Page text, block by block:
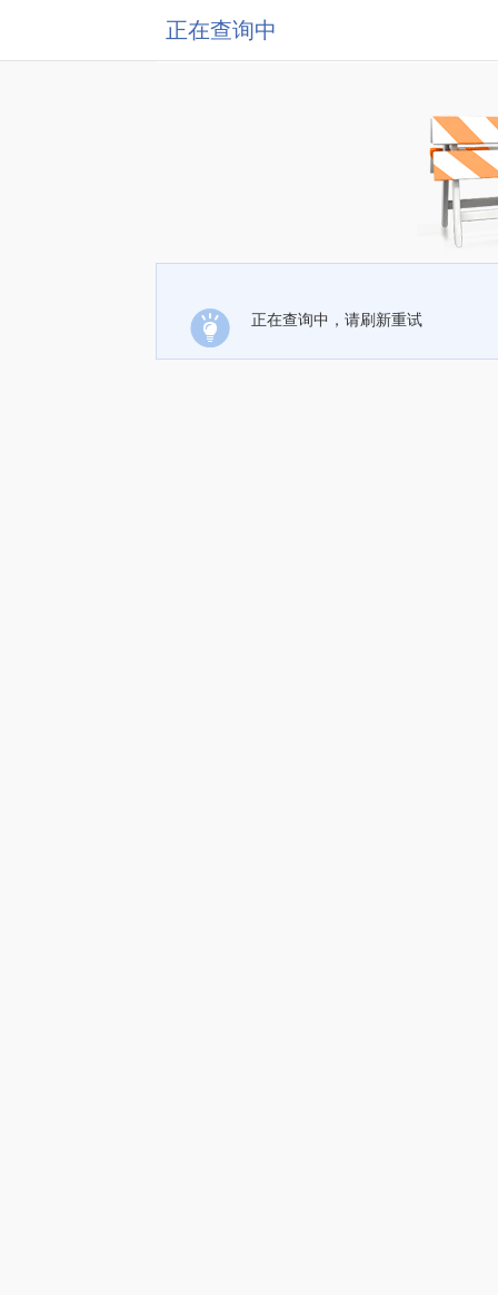
正在查询中
正在查询中，请刷新重试